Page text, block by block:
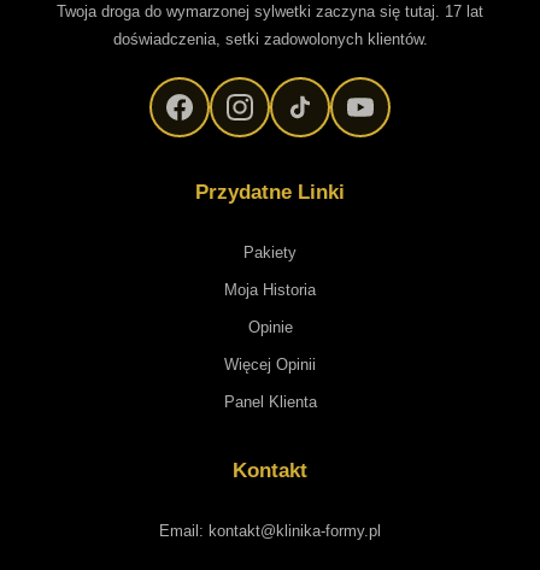
Twoja droga do wymarzonej sylwetki zaczyna się tutaj. 17 lat
doświadczenia, setki zadowolonych klientów.
Przydatne Linki
Pakiety
Moja Historia
Opinie
Więcej Opinii
Panel Klienta
Kontakt
Email: kontakt@klinika-formy.pl